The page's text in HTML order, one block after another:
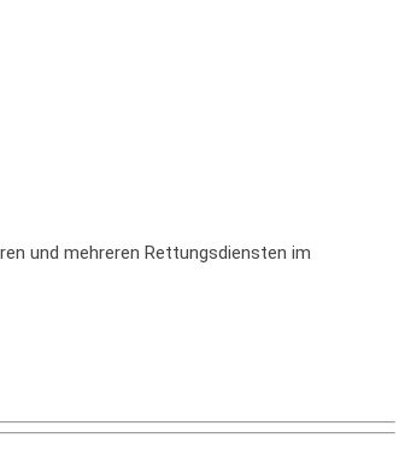
und mehreren Rettungsdiensten im